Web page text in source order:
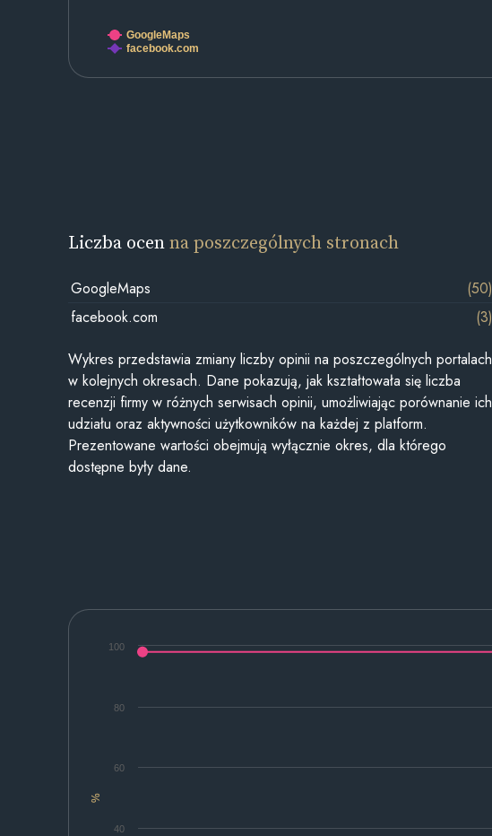
GoogleMaps
facebook.com
Liczba ocenna poszczególnych stronach
GoogleMaps
(50)
facebook.com
(3)
Wykres przedstawia zmiany liczby opinii na poszczególnych portalach
w kolejnych okresach. Dane pokazują, jak kształtowała się liczba
recenzji firmy w różnych serwisach opinii, umożliwiając porównanie ich
udziału oraz aktywności użytkowników na każdej z platform.
Prezentowane wartości obejmują wyłącznie okres, dla którego
dostępne były dane.
%
40
60
80
100